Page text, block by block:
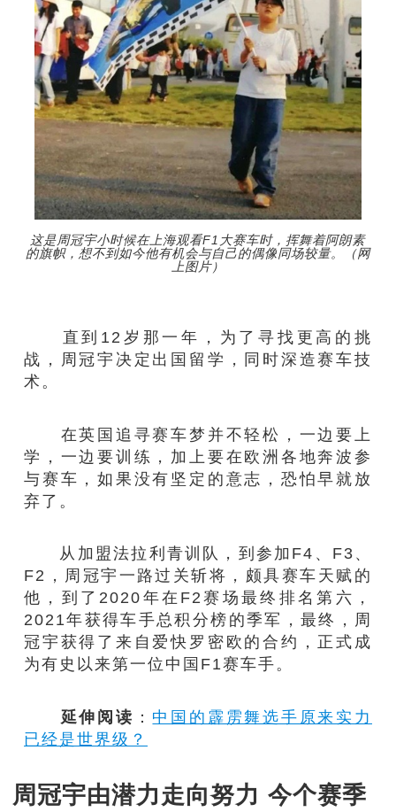
这是周冠宇小时候在上海观看F1大赛车时，挥舞着阿朗素
的旗帜，想不到如今他有机会与自己的偶像同场较量。（网
上图片）
直到12岁那一年，为了寻找更高的挑
战，周冠宇决定出国留学，同时深造赛车技
术。
在英国追寻赛车梦并不轻松，一边要上
学，一边要训练，加上要在欧洲各地奔波参
与赛车，如果没有坚定的意志，恐怕早就放
弃了。
从加盟法拉利青训队，到参加F4、F3、
F2，周冠宇一路过关斩将，颇具赛车天赋的
他，到了2020年在F2赛场最终排名第六，
2021年获得车手总积分榜的季军，最终，周
冠宇获得了来自爱快罗密欧的合约，正式成
为有史以来第一位中国F1赛车手。
延伸阅读 ： 中国的霹雳舞选手原来实力
已经是世界级？
周冠宇由潜力走向努力 今个赛季